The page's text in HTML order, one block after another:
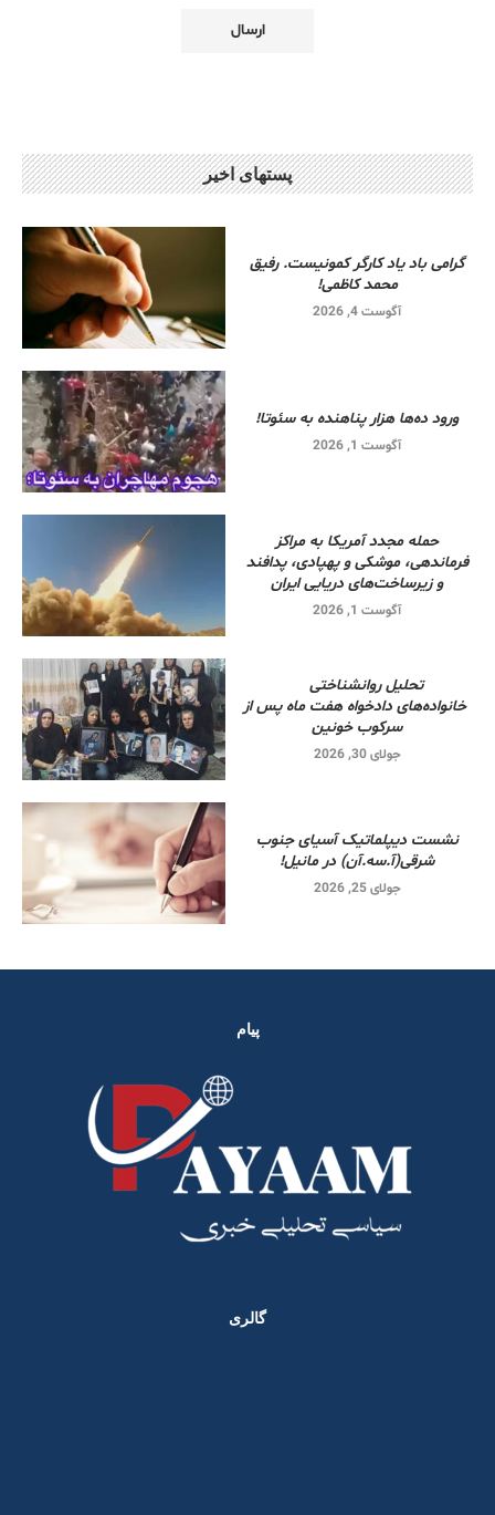
پستهای اخیر
گرامی باد یاد کارگر کمونیست. رفیق
محمد کاظمی!
آگوست 4, 2026
ورود ده‌ها هزار پناهنده به سئوتا!
آگوست 1, 2026
حمله مجدد آمریکا به مراکز
فرماندهی، موشکی و پهپادی، پدافند
و زیرساخت‌های دریایی ایران
آگوست 1, 2026
تحلیل روانشناختی
خانواده‌های دادخواه هفت ماه پس از
سرکوب خونین
جولای 30, 2026
نشست دیپلماتیک آسیای جنوب
شرقی‌(آ.سه.آن) در مانیل!
جولای 25, 2026
پیام
گالری